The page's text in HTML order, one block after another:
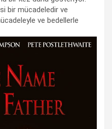
bir mücadeledir ve
ve bedellerle